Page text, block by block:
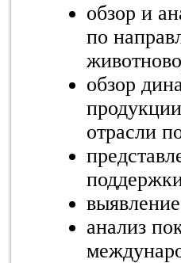
обзор и
по
обзор
отрасли
анализ